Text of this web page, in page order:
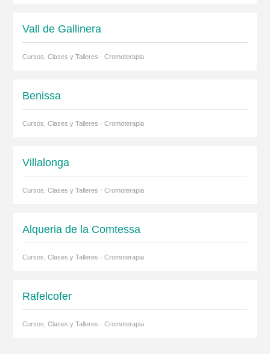
Vall de Gallinera
Cursos, Clases y Talleres · Cromoterapia
Benissa
Cursos, Clases y Talleres · Cromoterapia
Villalonga
Cursos, Clases y Talleres · Cromoterapia
Alqueria de la Comtessa
Cursos, Clases y Talleres · Cromoterapia
Rafelcofer
Cursos, Clases y Talleres · Cromoterapia